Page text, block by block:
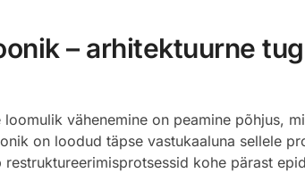
– arhitektuurne
vähenemine on peamine põhjus,
on loodud täpse vastukaaluna sellele
kohe pärast